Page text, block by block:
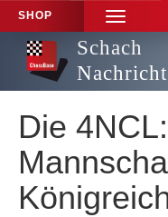
SHOP
TOGGLE
Schach
Die 4NCL: